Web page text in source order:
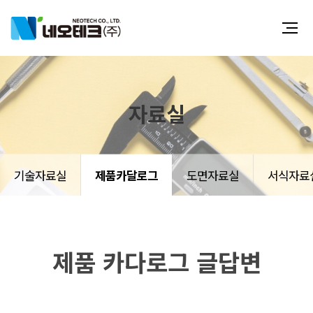
자료실
기술자료실 제품카달로그 도면자료실 서식자료
제품 카다로그 글답변